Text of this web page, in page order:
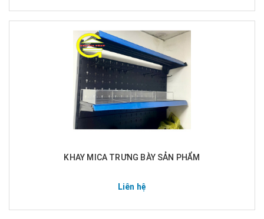
KHAY MICA TRƯNG BÀY SẢN PHẨM
Liên hệ